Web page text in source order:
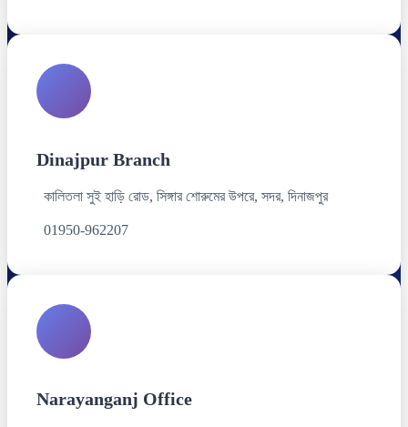
Dinajpur Branch
কালিতলা সুই হাড়ি রোড, সিঙ্গার শোরুমের উপরে, সদর, দিনাজপুর
01950-962207
Narayanganj Office